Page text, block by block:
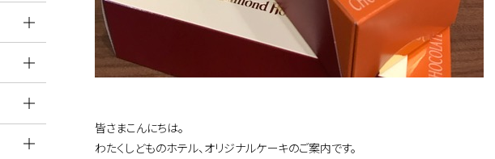
皆さまこんにちは。
わたくしどものホテル、オリジナルケーキのご案内です。